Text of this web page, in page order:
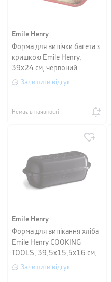
Emile Henry
Форма для випічки багета з
кришкою Emile Henry,
39х24 см, червоний
Залишити відгук
Немає в наявності
Emile Henry
Форма для випікання хліба
Emile Henry COOKING
TOOLS, 39,5x15,5x16 см,
чорний
Залишити відгук